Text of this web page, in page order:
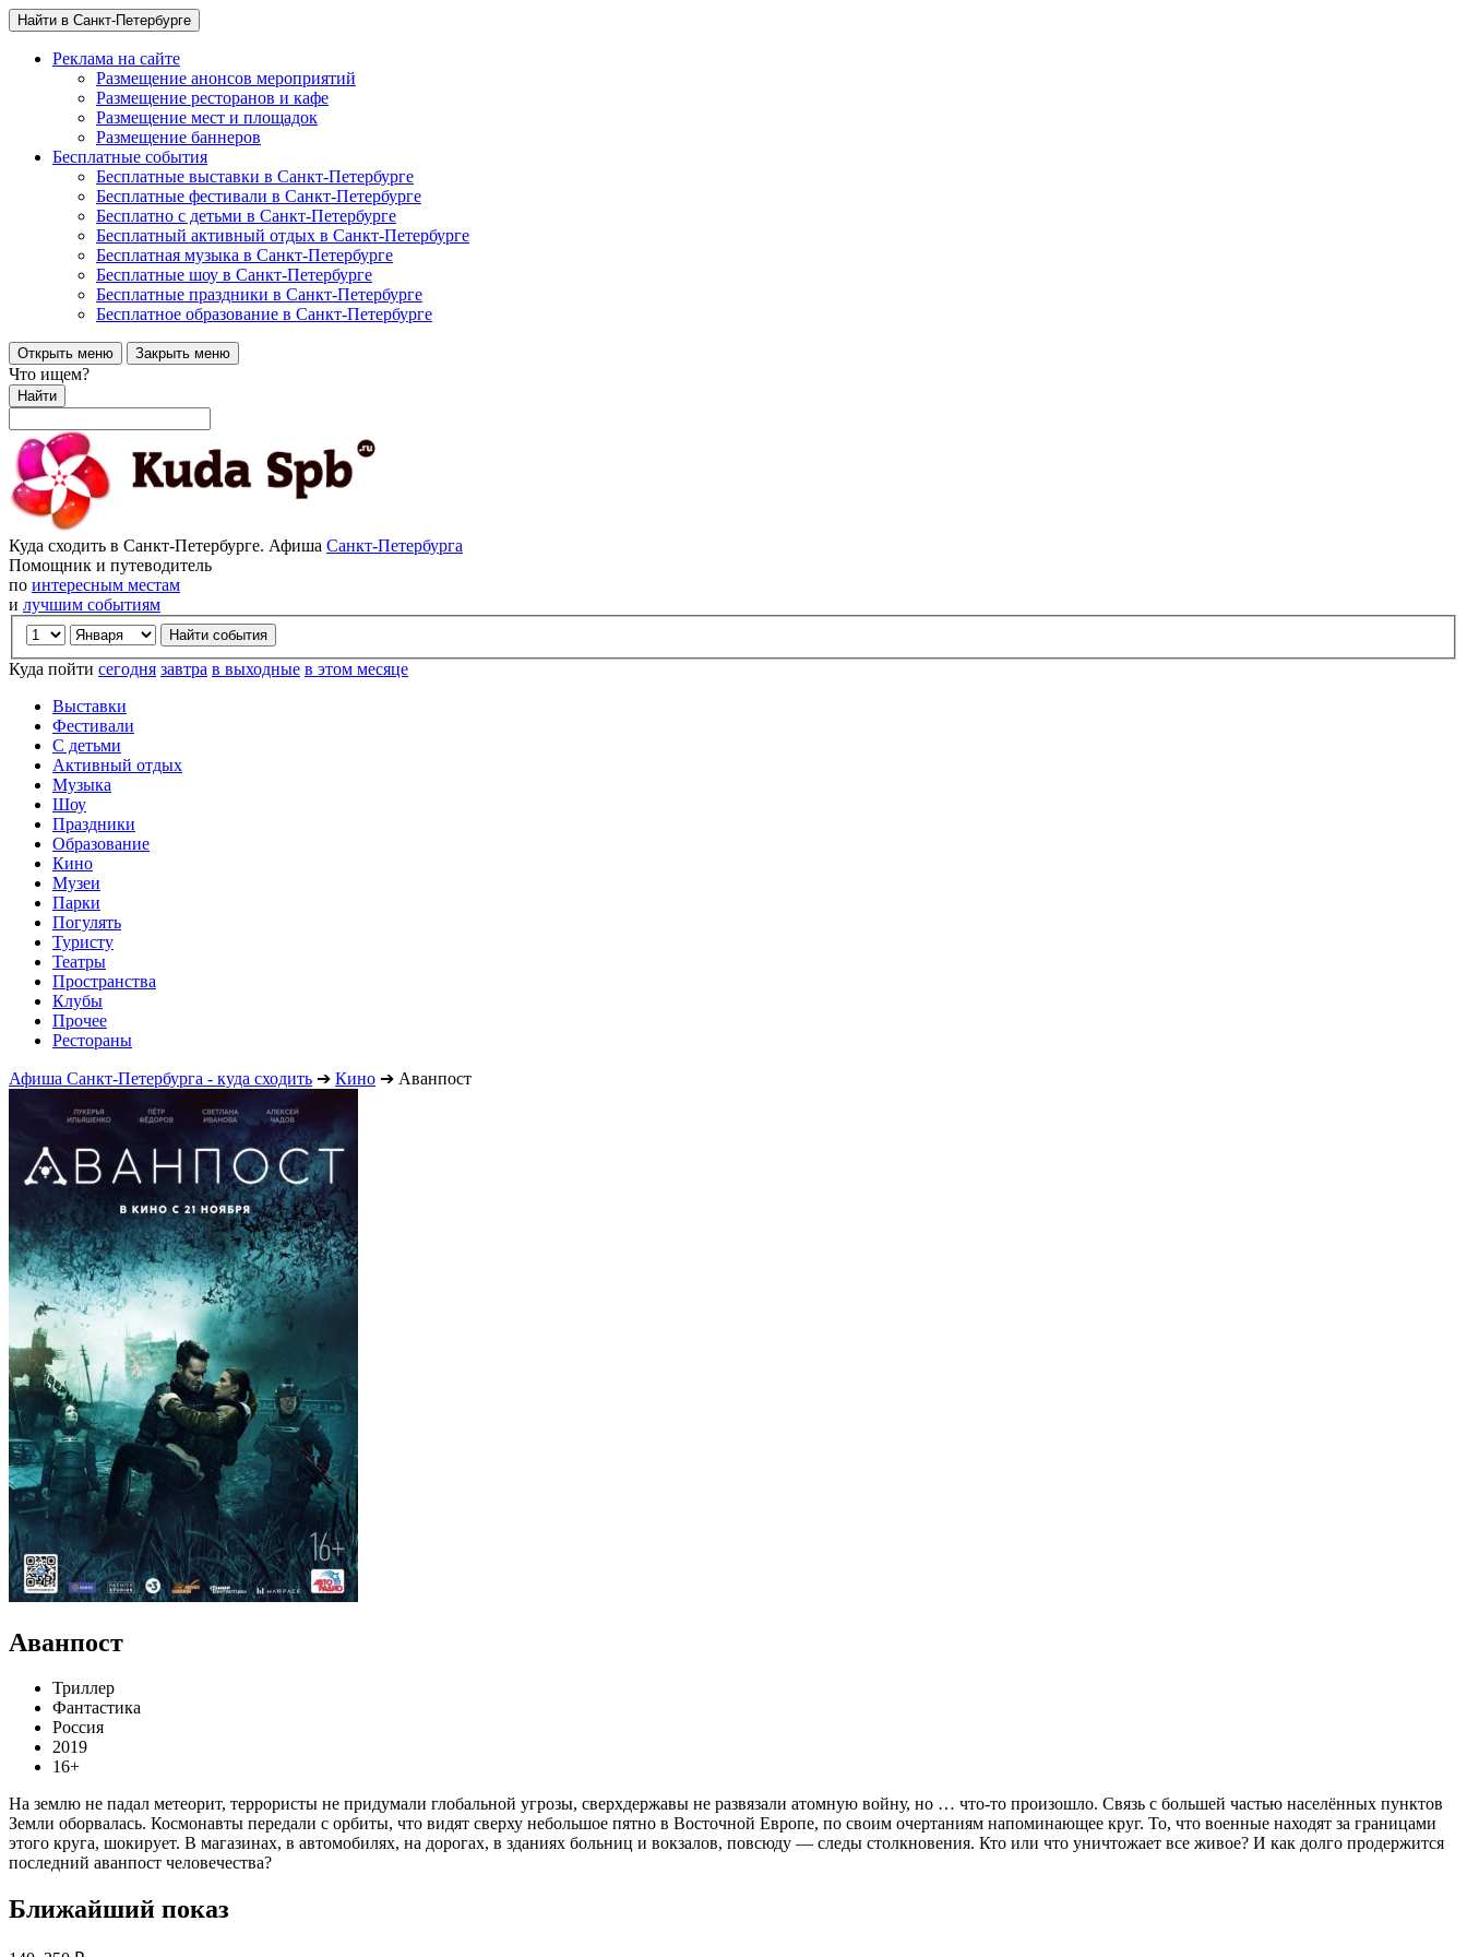
Найти в Санкт-Петербурге
Реклама на сайте
Размещение анонсов мероприятий
Размещение ресторанов и кафе
Размещение мест и площадок
Размещение баннеров
Бесплатные события
Бесплатные выставки в Санкт-Петербурге
Бесплатные фестивали в Санкт-Петербурге
Бесплатно с детьми в Санкт-Петербурге
Бесплатный активный отдых в Санкт-Петербурге
Бесплатная музыка в Санкт-Петербурге
Бесплатные шоу в Санкт-Петербурге
Бесплатные праздники в Санкт-Петербурге
Бесплатное образование в Санкт-Петербурге
Открыть меню Закрыть меню
Что ищем?
Найти
Куда сходить в Санкт-Петербурге. Афиша Санкт-Петербурга
Помощник и путеводитель
по интересным местам
и лучшим событиям
Куда пойти сегодня завтра в выходные в этом месяце
Выставки
Фестивали
С детьми
Активный отдых
Музыка
Шоу
Праздники
Образование
Кино
Музеи
Парки
Погулять
Туристу
Театры
Пространства
Клубы
Прочее
Рестораны
Афиша Санкт-Петербурга - куда сходить ➔ Кино ➔ Аванпост
Аванпост
Триллер
Фантастика
Россия
2019
16+
На землю не падал метеорит, террористы не придумали глобальной угрозы, сверхдержавы не развязали атомную войну, но … что-то произошло. Связь с большей частью населённых пунктов
Земли оборвалась. Космонавты передали с орбиты, что видят сверху небольшое пятно в Восточной Европе, по своим очертаниям напоминающее круг. То, что военные находят за границами
этого круга, шокирует. В магазинах, в автомобилях, на дорогах, в зданиях больниц и вокзалов, повсюду — следы столкновения. Кто или что уничтожает все живое? И как долго продержится
последний аванпост человечества?
Ближайший показ